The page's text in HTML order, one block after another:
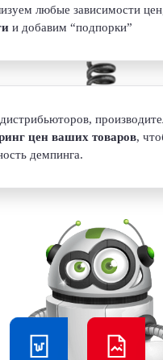
любые зависимости
и добавим “подпорки”
цен ваших товаров,
демпинга.